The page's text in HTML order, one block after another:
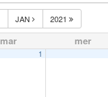
JAN 2021
mar mer
1